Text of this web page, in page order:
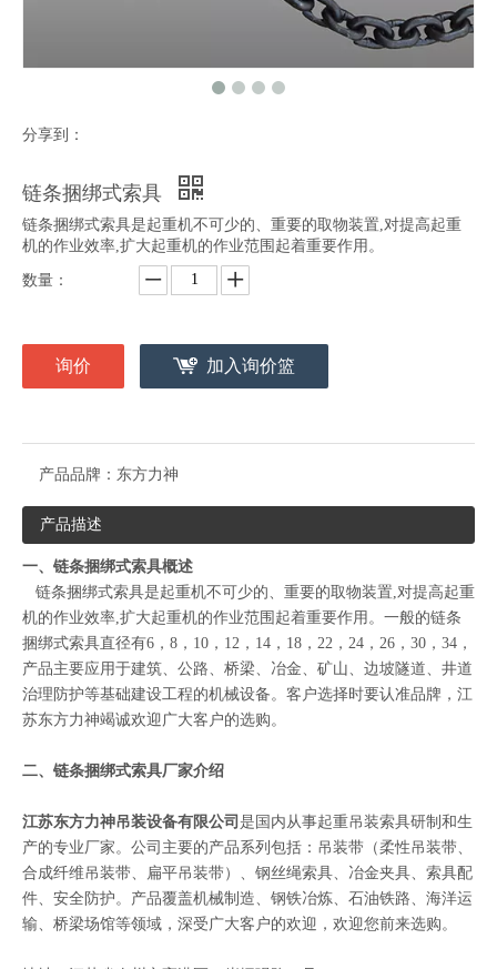
分享到：
链条捆绑式索具
链条捆绑式索具是起重机不可少的、重要的取物装置,对提高起重
机的作业效率,扩大起重机的作业范围起着重要作用。
数量：
询价 加入询价篮
产品品牌： 东方力神
产品描述
一、链条捆绑式索具概述
链条捆绑式索具是起重机不可少的、重要的取物装置,对提高起重
机的作业效率,扩大起重机的作业范围起着重要作用。一般的链条
捆绑式索具直径有6，8，10，12，14，18，22，24，26，30，34，
产品主要应用于建筑、公路、桥梁、冶金、矿山、边坡隧道、井道
治理防护等基础建设工程的机械设备。客户选择时要认准品牌，江
苏东方力神竭诚欢迎广大客户的选购。
二、链条捆绑式索具厂家介绍
江苏东方力神吊装设备有限公司 是国内从事起重吊装索具研制和生
产的专业厂家。公司主要的产品系列包括： 吊装带 （柔性吊装带
合成纤维吊装带
扁平吊装带 ）、 钢丝绳索具 冶金夹具
索具配
件
安全防护 。产品覆盖机械制造、钢铁冶炼、石油铁路、海洋运
输、桥梁场馆等领域，深受广大客户的欢迎，欢迎您前来选购。